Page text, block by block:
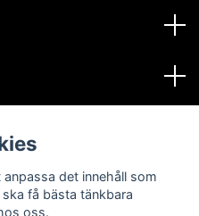
Alla rättigheter reserverade
det innehåll som
få bästa tänkbara
oss.